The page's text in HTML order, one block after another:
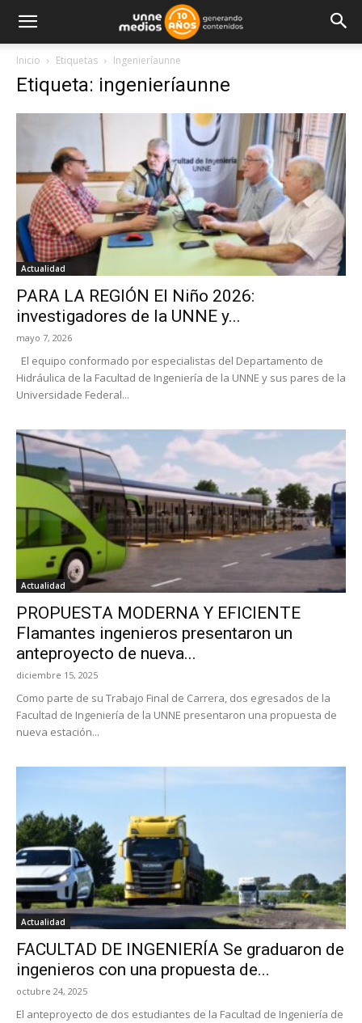
Inicio Etiquetas Ingenieríaunne
Etiqueta: ingenieríaunne
Actualidad
PARA LA REGIÓN El Niño 2026:
investigadores de la UNNE y...
mayo 7, 2026
El equipo conformado por especialistas del Departamento de
Hidráulica de la Facultad de Ingeniería de la UNNE y sus pares de la
Universidade Federal...
Actualidad
PROPUESTA MODERNA Y EFICIENTE
Flamantes ingenieros presentaron un
anteproyecto de nueva...
diciembre 15, 2025
Como parte de su Trabajo Final de Carrera, dos egresados de la
Facultad de Ingeniería de la UNNE presentaron una propuesta de
nueva estación...
Actualidad
FACULTAD DE INGENIERÍA Se graduaron de
ingenieros con una propuesta de...
octubre 24, 2025
El anteproyecto de dos estudiantes de la Facultad de Ingeniería de